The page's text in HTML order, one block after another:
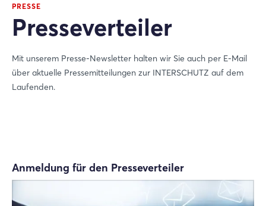
PRESSE
Presseverteiler
Mit unserem Presse-Newsletter halten wir Sie auch per E-Mail
über aktuelle Pressemitteilungen zur INTERSCHUTZ auf dem
Laufenden.
Anmeldung für den Presseverteiler